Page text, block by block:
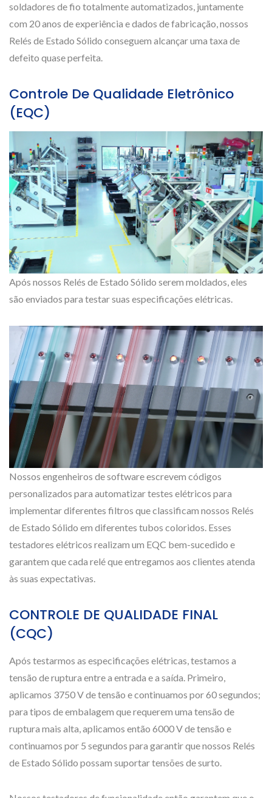
soldadores de fio totalmente automatizados, juntamente
com 20 anos de experiência e dados de fabricação, nossos
Relés de Estado Sólido conseguem alcançar uma taxa de
defeito quase perfeita.
Controle De Qualidade Eletrônico
(EQC)
Após nossos Relés de Estado Sólido serem moldados, eles
são enviados para testar suas especificações elétricas.
Nossos engenheiros de software escrevem códigos
personalizados para automatizar testes elétricos para
implementar diferentes filtros que classificam nossos Relés
de Estado Sólido em diferentes tubos coloridos. Esses
testadores elétricos realizam um EQC bem-sucedido e
garantem que cada relé que entregamos aos clientes atenda
às suas expectativas.
CONTROLE DE QUALIDADE FINAL
(CQC)
Após testarmos as especificações elétricas, testamos a
tensão de ruptura entre a entrada e a saída. Primeiro,
aplicamos 3750 V de tensão e continuamos por 60 segundos;
para tipos de embalagem que requerem uma tensão de
ruptura mais alta, aplicamos então 6000 V de tensão e
continuamos por 5 segundos para garantir que nossos Relés
de Estado Sólido possam suportar tensões de surto.